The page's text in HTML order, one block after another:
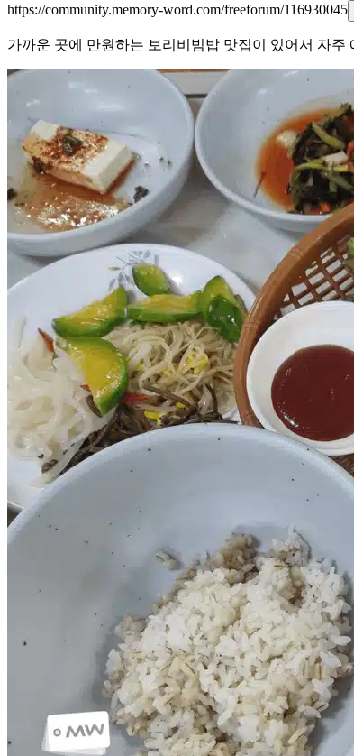
https://community.memory-word.com/freeforum/116930045
가까운 곳에 만원하는 보리비빔밥 맛집이 있어서 자